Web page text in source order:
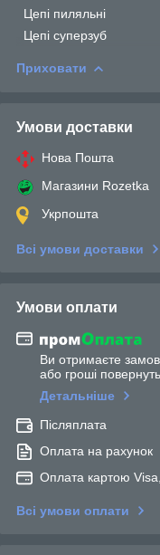
Цепі пиляльні
Цепі суперзуб
Приховати
Умови доставки
Нова Пошта
Магазини Rozetka
Укрпошта
Всі умови доставки
Умови оплати
Ви отримаєте
або гроші
Детальніше
Післяплата
Оплата на рахунок
Оплата картою
Всі умови оплати